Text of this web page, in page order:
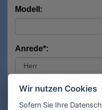
Modell:
Anrede*:
Vorname*:
Wir nutzen Cookies
Sofern Sie Ihre